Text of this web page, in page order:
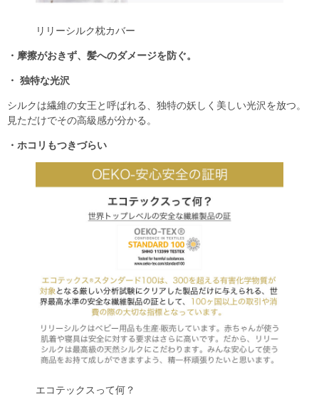
リリーシルク枕カバー
・摩擦がおきず、髪へのダメージを防ぐ。
・ 独特な光沢
シルクは繊維の女王と呼ばれる、独特の妖しく美しい光沢を放つ。
見ただけでその高級感が分かる。
・ホコリもつきづらい
エコテックスって何？